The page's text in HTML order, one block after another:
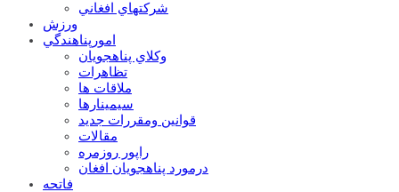
شرکتهاي افغاني
ورزش
امورپناهندگي
وکلاي پناهجويان
تظاهرات
ملاقات ها
سيمينارها
قوانين ومقررات جديد
مقالات
راپور روزمره
درمورد پناهجويان افغان
فاتحه